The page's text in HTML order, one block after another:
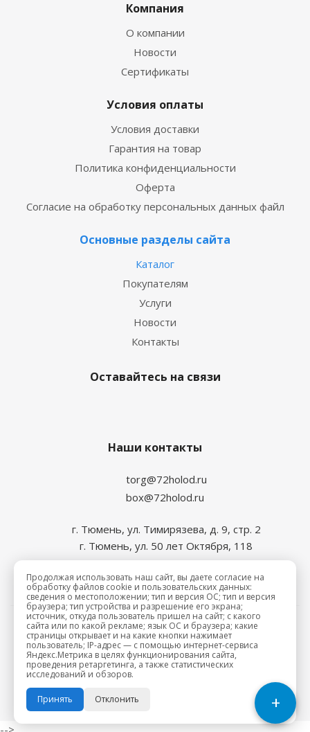
Компания
О компании
Новости
Сертификаты
Условия оплаты
Условия доставки
Гарантия на товар
Политика конфиденциальности
Оферта
Согласие на обработку персональных данных файл
Основные разделы сайта
Каталог
Покупателям
Услуги
Новости
Контакты
Оставайтесь на связи
Наши контакты
torg@72holod.ru
box@72holod.ru
г. Тюмень, ул. Тимирязева, д. 9, стр. 2
г. Тюмень, ул. 50 лет Октября, 118
2026 © Промхолод-торг
-->
+
Продолжая использовать наш сайт, вы даете согласие на
обработку файлов cookie и пользовательских данных:
сведения о местоположении; тип и версия ОС; тип и версия
браузера; тип устройства и разрешение его экрана;
источник, откуда пользователь пришел на сайт; с какого
сайта или по какой рекламе; язык ОС и браузера; какие
страницы открывает и на какие кнопки нажимает
пользователь; IP-адрес — с помощью интернет-сервиса
Яндекс.Метрика в целях функционирования сайта,
проведения ретаргетинга, а также статистических
исследований и обзоров.
Принять Отклонить